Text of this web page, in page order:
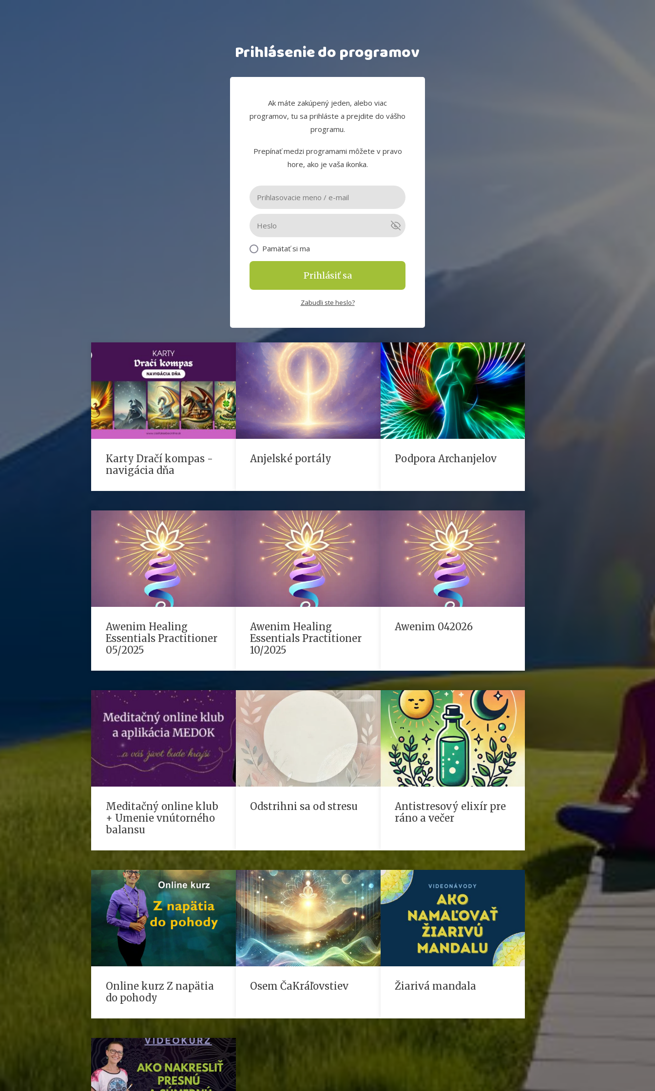
Prihlásenie do programov
Ak máte zakúpený jeden, alebo viac
programov, tu sa prihláste a prejdite do vášho
programu.
Prepínať medzi programami môžete v pravo
hore, ako je vaša ikonka.
Pamätať si ma
Prihlásiť sa
Zabudli ste heslo?
Karty Dračí kompas -
navigácia dňa
Anjelské portály Podpora Archanjelov
Awenim Healing
Essentials Practitioner
05/2025
Awenim Healing
Essentials Practitioner
10/2025
Awenim 042026
Meditačný online klub
+ Umenie vnútorného
balansu
Odstrihni sa od stresu
Antistresový elixír pre
ráno a večer
Online kurz Z napätia
do pohody
Osem ČaKráľovstiev Žiarivá mandala